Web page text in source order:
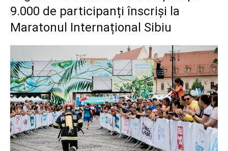
9.000 de participanți înscriși la
Maratonul Internațional Sibiu